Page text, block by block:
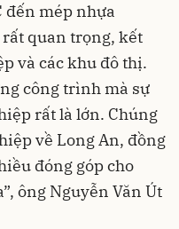
đến mép nhựa
quan trọng, kết
và các khu đô thị.
công trình mà sự
rất là lớn. Chúng
về Long An, đồng
đóng góp cho
ông Nguyễn Văn Út